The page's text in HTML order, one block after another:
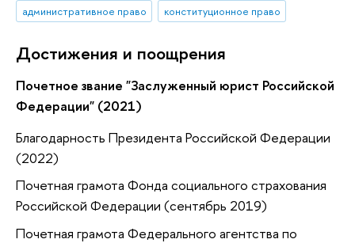
административное право конституционное право
Достижения и поощрения
Почетное звание "Заслуженный юрист Российской
Федерации" (2021)
Благодарность Президента Российской Федерации
(2022)
Почетная грамота Фонда социального страхования
Российской Федерации (сентябрь 2019)
Почетная грамота Федерального агентства по